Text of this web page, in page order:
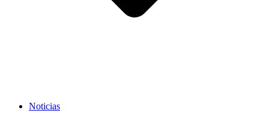
Noticias